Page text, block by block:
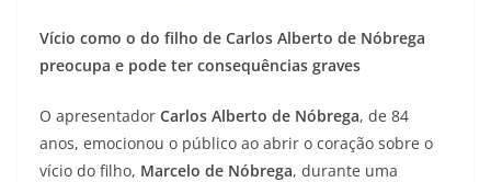
Vício como o do filho de Carlos Alberto de Nóbrega
preocupa e pode ter consequências graves
O apresentador Carlos Alberto de Nóbrega, de 84
anos, emocionou o público ao abrir o coração sobre o
vício do filho, Marcelo de Nóbrega, durante uma